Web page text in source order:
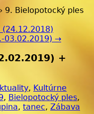
› 9. Bielopotocký ples
03.02.2019) →
+
, Kultúrne
, Bielopotocký ples,
, tanec, Zábava